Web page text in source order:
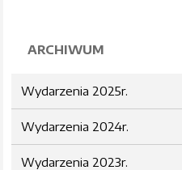
ARCHIWUM
Wydarzenia 2025r.
Wydarzenia 2024r.
Wydarzenia 2023r.